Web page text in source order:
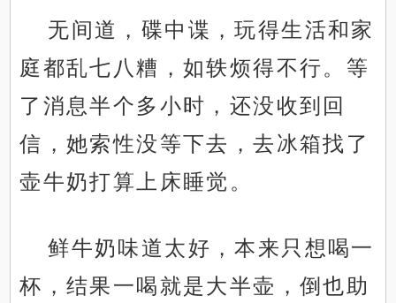
无间道，碟中谍，玩得生活和家
庭都乱七八糟，如轶烦得不行。等
了消息半个多小时，还没收到回
信，她索性没等下去，去冰箱找了
壶牛奶打算上床睡觉。
鲜牛奶味道太好，本来只想喝一
杯，结果一喝就是大半壶，倒也助